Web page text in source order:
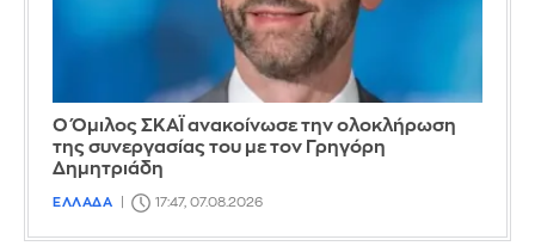
Ο Όμιλος ΣΚΑΪ ανακοίνωσε την ολοκλήρωση
της συνεργασίας του με τον Γρηγόρη
Δημητριάδη
ΕΛΛΑΔΑ 17:47, 07.08.2026